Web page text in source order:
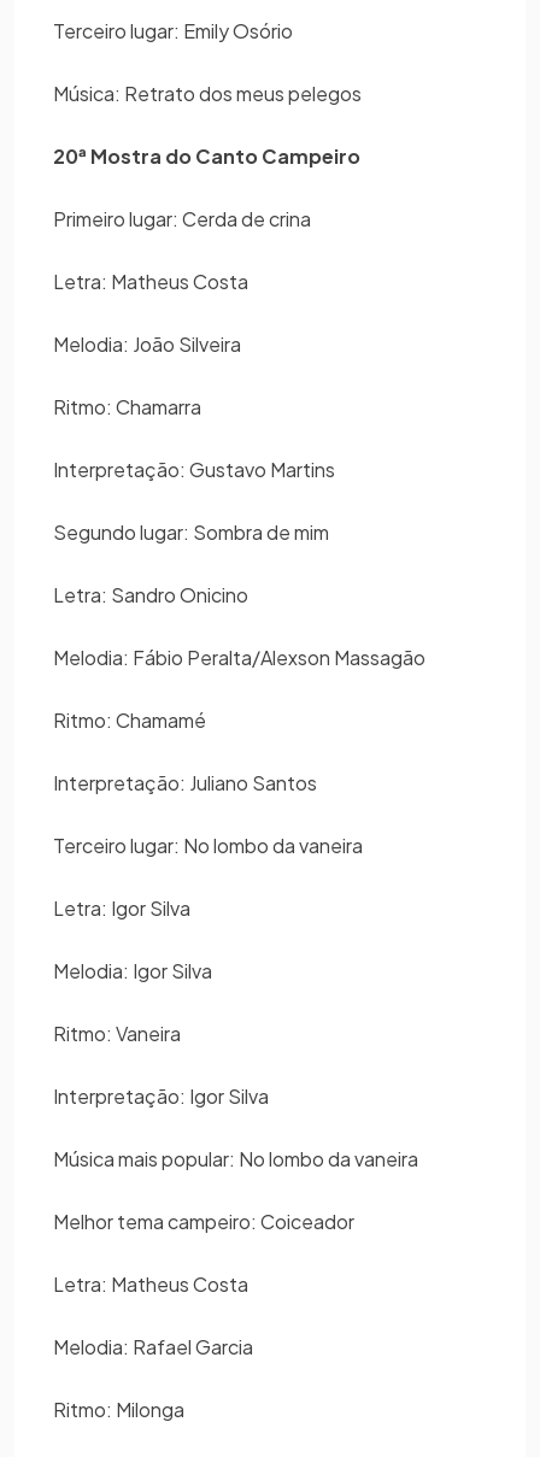
Terceiro lugar: Emily Osório
Música: Retrato dos meus pelegos
20ª Mostra do Canto Campeiro
Primeiro lugar: Cerda de crina
Letra: Matheus Costa
Melodia: João Silveira
Ritmo: Chamarra
Interpretação: Gustavo Martins
Segundo lugar: Sombra de mim
Letra: Sandro Onicino
Melodia: Fábio Peralta/Alexson Massagão
Ritmo: Chamamé
Interpretação: Juliano Santos
Terceiro lugar: No lombo da vaneira
Letra: Igor Silva
Melodia: Igor Silva
Ritmo: Vaneira
Interpretação: Igor Silva
Música mais popular: No lombo da vaneira
Melhor tema campeiro: Coiceador
Letra: Matheus Costa
Melodia: Rafael Garcia
Ritmo: Milonga